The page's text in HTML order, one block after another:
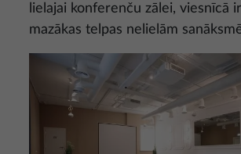
lielajai konferenču zālei, viesnīcā
mazākas telpas nelielām